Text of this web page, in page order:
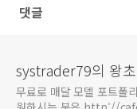
댓글
systrader79의 왕
무료로 매달 모델 포트폴